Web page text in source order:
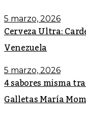
5 marzo, 2026
Cerveza Ultra:
Venezuela
5 marzo, 2026
4 sabores misma
Galletas María